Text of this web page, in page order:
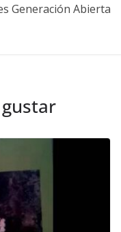
Generación Abierta